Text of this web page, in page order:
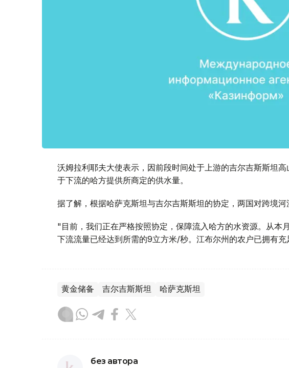
沃姆拉利耶夫大使表示，因前段时间处于上游的吉尔吉斯斯坦
于下流的哈方提供所商定的供水量。
据了解，根据哈萨克斯坦与吉尔吉斯斯坦的协定，两国对跨境河
"目前，我们正在严格按照协定，保障流入哈方的水资源。从本
下流流量已经达到所需的9立方米/秒。江布尔州的农户已拥有充
黄金储备 吉尔吉斯斯坦 哈萨克斯坦
без автора